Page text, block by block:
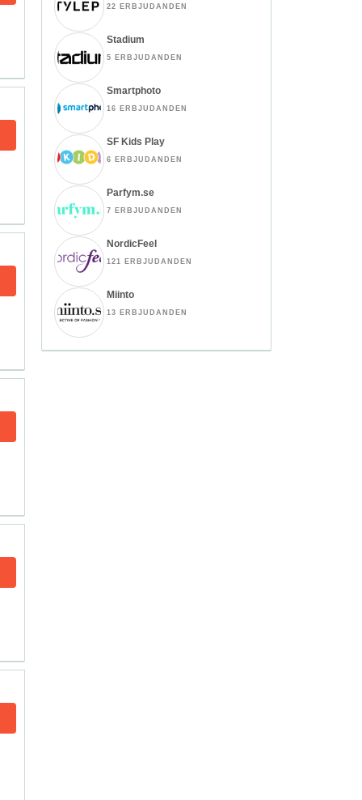
22 ERBJUDANDEN
Stadium
5 ERBJUDANDEN
Smartphoto
16 ERBJUDANDEN
SF Kids Play
6 ERBJUDANDEN
Parfym.se
7 ERBJUDANDEN
NordicFeel
121 ERBJUDANDEN
Miinto
13 ERBJUDANDEN